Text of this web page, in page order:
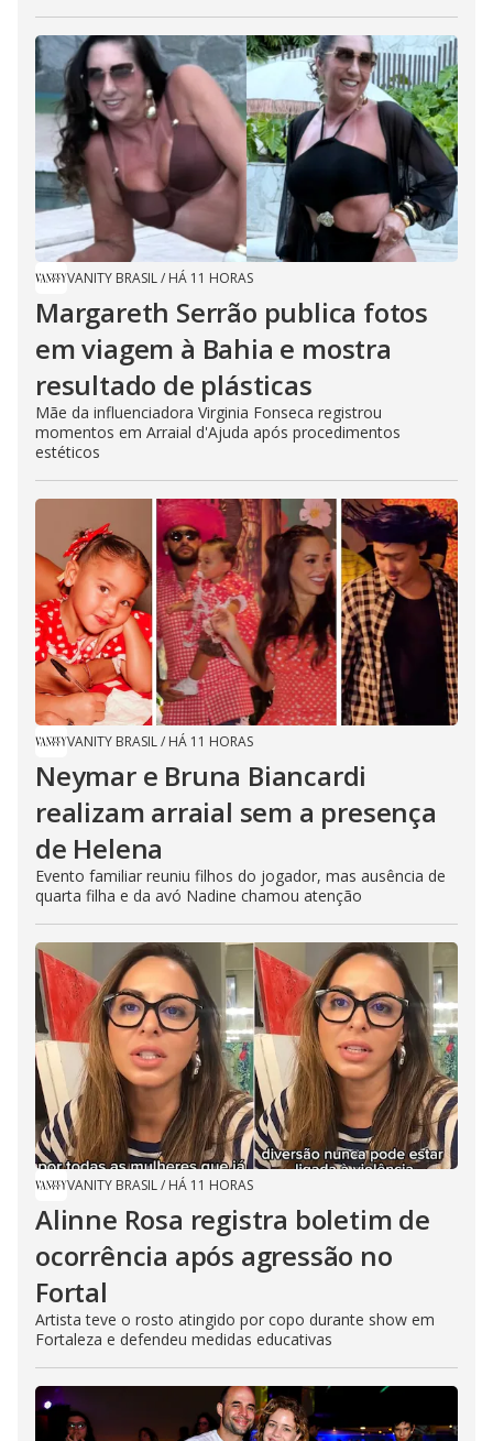
VANITY BRASIL/ HÁ 11 HORAS
Margareth Serrão publica fotos
em viagem à Bahia e mostra
resultado de plásticas
Mãe da influenciadora Virginia Fonseca registrou
momentos em Arraial d'Ajuda após procedimentos
estéticos
VANITY BRASIL/ HÁ 11 HORAS
Neymar e Bruna Biancardi
realizam arraial sem a presença
de Helena
Evento familiar reuniu filhos do jogador, mas ausência de
quarta filha e da avó Nadine chamou atenção
VANITY BRASIL/ HÁ 11 HORAS
Alinne Rosa registra boletim de
ocorrência após agressão no
Fortal
Artista teve o rosto atingido por copo durante show em
Fortaleza e defendeu medidas educativas